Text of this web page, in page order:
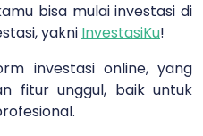
bisa mulai investasi di
yakni InvestasiKu!
investasi online, yang
fitur unggul, baik untuk